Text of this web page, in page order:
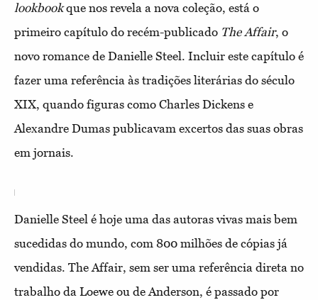
lookbookque nos revela a nova coleção, está o
primeiro capítulo do recém-publicado The Affair, o
novo romance de Danielle Steel. Incluir este capítulo é
fazer uma referência às tradições literárias do século
XIX, quando figuras como Charles Dickens e
Alexandre Dumas publicavam excertos das suas obras
em jornais.
Danielle Steel é hoje uma das autoras vivas mais bem
sucedidas do mundo, com 800 milhões de cópias já
vendidas. The Affair, sem ser uma referência direta no
trabalho da Loewe ou de Anderson, é passado por